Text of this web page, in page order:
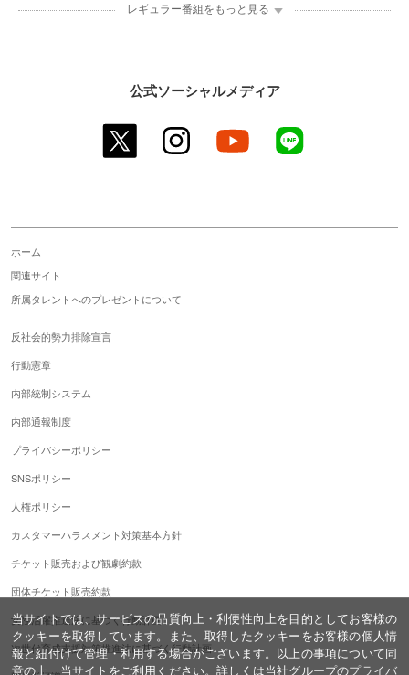
レギュラー番組をもっと見る
公式ソーシャルメディア
twitter instagram youtube
ホーム
関連サイト
所属タレントへのプレゼントについて
反社会的勢力排除宣言
行動憲章
内部統制システム
内部通報制度
プライバシーポリシー
SNSポリシー
人権ポリシー
カスタマーハラスメント対策基本方針
チケット販売および観劇約款
団体チケット販売約款
女性活躍推進法に基づく行動計画
次世代育成支援対策推進法に基づく行動計画
当サイトでは、サービスの品質向上・利便性向上を目的としてお客様の
クッキーを取得しています。また、取得したクッキーをお客様の個人情
報と紐付けて管理・利用する場合がございます。以上の事項について同
意の上、当サイトをご利用ください。詳しくは当社グループのプライバ